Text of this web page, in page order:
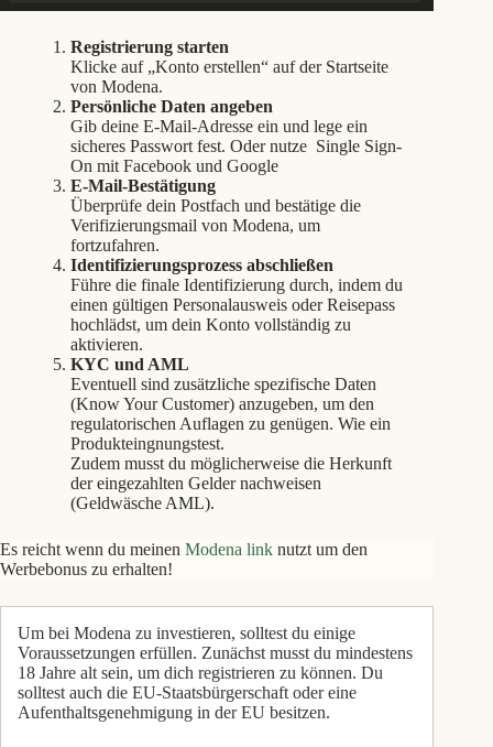
Registrierung starten
Klicke auf „Konto erstellen“ auf der Startseite
von Modena.
Persönliche Daten angeben
Gib deine E-Mail-Adresse ein und lege ein
sicheres Passwort fest. Oder nutze Single Sign-
On mit Facebook und Google
E-Mail-Bestätigung
Überprüfe dein Postfach und bestätige die
Verifizierungsmail von Modena, um
fortzufahren.
Identifizierungsprozess abschließen
Führe die finale Identifizierung durch, indem du
einen gültigen Personalausweis oder Reisepass
hochlädst, um dein Konto vollständig zu
aktivieren.
KYC und AML
Eventuell sind zusätzliche spezifische Daten
(Know Your Customer) anzugeben, um den
regulatorischen Auflagen zu genügen. Wie ein
Produkteingnungstest.
Zudem musst du möglicherweise die Herkunft
der eingezahlten Gelder nachweisen
(Geldwäsche AML).
Es reicht wenn du meinen Modena link nutzt um den
Werbebonus zu erhalten!
Um bei Modena zu investieren, solltest du einige
Voraussetzungen erfüllen. Zunächst musst du mindestens
18 Jahre alt sein, um dich registrieren zu können. Du
solltest auch die EU-Staatsbürgerschaft oder eine
Aufenthaltsgenehmigung in der EU besitzen.